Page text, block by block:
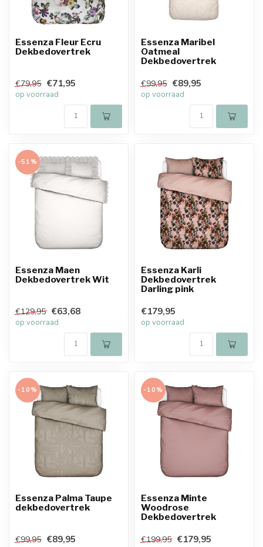
Essenza Fleur Ecru
Dekbedovertrek
€79,95 €71,95
op voorraad
Essenza Maribel
Oatmeal
Dekbedovertrek
€99,95 €89,95
op voorraad
-51%
Essenza Maen
Dekbedovertrek Wit
€129,95 €63,68
op voorraad
Essenza Karli
Dekbedovertrek
Darling pink
€179,95
op voorraad
-10%
Essenza Palma Taupe
dekbedovertrek
€99,95 €89,95
-10%
Essenza Minte
Woodrose
Dekbedovertrek
€199,95 €179,95